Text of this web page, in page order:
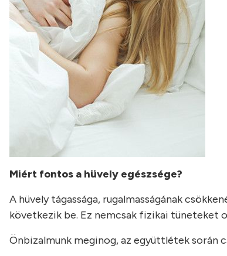
Miért fontos a hüvely egészsége?
A hüvely tágassága, rugalmasságának
következik be. Ez nemcsak fizikai tüneteket
Önbizalmunk meginog, az együttlétek során